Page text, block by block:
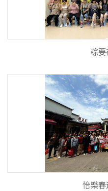
粽
怡樂